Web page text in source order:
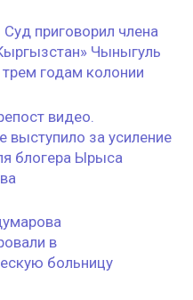
приговорил члена
Кыргызстан» Чыныгуль
годам колонии
видео.
выступило за усиление
блогера Ырыса
в
больницу